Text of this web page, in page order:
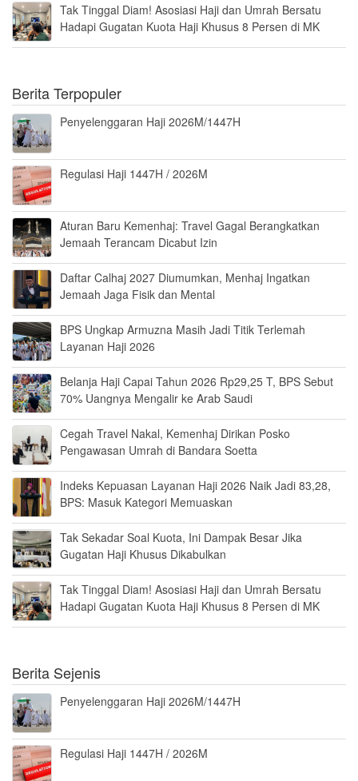
Tak Tinggal Diam! Asosiasi Haji dan Umrah Bersatu
Hadapi Gugatan Kuota Haji Khusus 8 Persen di MK
Berita Terpopuler
Penyelenggaran Haji 2026M/1447H
Regulasi Haji 1447H / 2026M
Aturan Baru Kemenhaj: Travel Gagal Berangkatkan
Jemaah Terancam Dicabut Izin
Daftar Calhaj 2027 Diumumkan, Menhaj Ingatkan
Jemaah Jaga Fisik dan Mental
BPS Ungkap Armuzna Masih Jadi Titik Terlemah
Layanan Haji 2026
Belanja Haji Capai Tahun 2026 Rp29,25 T, BPS Sebut
70% Uangnya Mengalir ke Arab Saudi
Cegah Travel Nakal, Kemenhaj Dirikan Posko
Pengawasan Umrah di Bandara Soetta
Indeks Kepuasan Layanan Haji 2026 Naik Jadi 83,28,
BPS: Masuk Kategori Memuaskan
Tak Sekadar Soal Kuota, Ini Dampak Besar Jika
Gugatan Haji Khusus Dikabulkan
Tak Tinggal Diam! Asosiasi Haji dan Umrah Bersatu
Hadapi Gugatan Kuota Haji Khusus 8 Persen di MK
Berita Sejenis
Penyelenggaran Haji 2026M/1447H
Regulasi Haji 1447H / 2026M